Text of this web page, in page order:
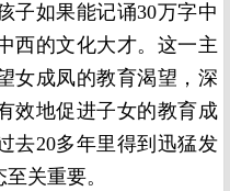
子如果能记诵30万字中
西的文化大才。这一主
女成凤的教育渴望，深
效地促进子女的教育成
去20多年里得到迅猛发
关重要。